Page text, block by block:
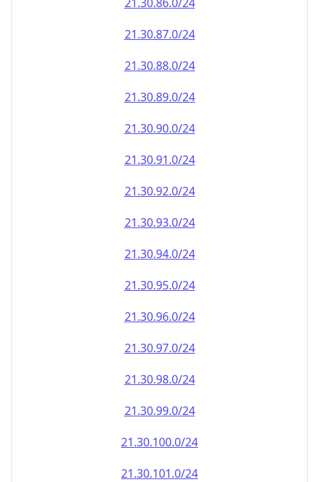
21.30.87.0/24
21.30.88.0/24
21.30.89.0/24
21.30.90.0/24
21.30.91.0/24
21.30.92.0/24
21.30.93.0/24
21.30.94.0/24
21.30.95.0/24
21.30.96.0/24
21.30.97.0/24
21.30.98.0/24
21.30.99.0/24
21.30.100.0/24
21.30.101.0/24